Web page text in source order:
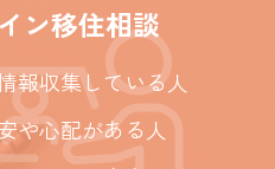
ン移住相談
報収集している人
や心配がある人